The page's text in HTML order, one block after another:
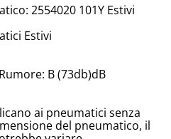
2554020 101Y Estivi
Estivi
B (73db)dB
ai pneumatici senza
del pneumatico, il